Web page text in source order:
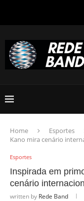
Home Esportes
Kano mira cenário
Esportes
Inspirada em
cenário
written by Rede Band